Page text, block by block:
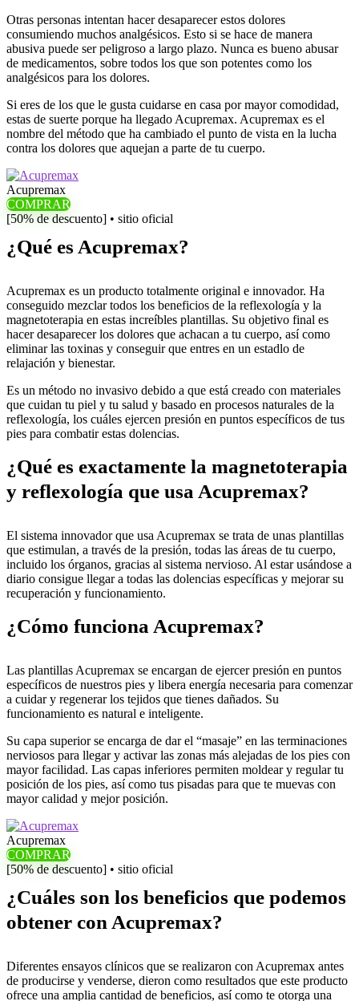
Otras personas intentan hacer desaparecer estos dolores
consumiendo muchos analgésicos. Esto si se hace de manera
abusiva puede ser peligroso a largo plazo. Nunca es bueno abusar
de medicamentos, sobre todos los que son potentes como los
analgésicos para los dolores.
Si eres de los que le gusta cuidarse en casa por mayor comodidad,
estas de suerte porque ha llegado Acupremax. Acupremax es el
nombre del método que ha cambiado el punto de vista en la lucha
contra los dolores que aquejan a parte de tu cuerpo.
Acupremax
COMPRAR
[50% de descuento] • sitio oficial
¿Qué es Acupremax?
Acupremax es un producto totalmente original e innovador. Ha
conseguido mezclar todos los beneficios de la reflexología y la
magnetoterapia en estas increíbles plantillas. Su objetivo final es
hacer desaparecer los dolores que achacan a tu cuerpo, así como
eliminar las toxinas y conseguir que entres en un estadlo de
relajación y bienestar.
Es un método no invasivo debido a que está creado con materiales
que cuidan tu piel y tu salud y basado en procesos naturales de la
reflexología, los cuáles ejercen presión en puntos específicos de tus
pies para combatir estas dolencias.
¿Qué es exactamente la magnetoterapia
y reflexología que usa Acupremax?
El sistema innovador que usa Acupremax se trata de unas plantillas
que estimulan, a través de la presión, todas las áreas de tu cuerpo,
incluido los órganos, gracias al sistema nervioso. Al estar usándose a
diario consigue llegar a todas las dolencias específicas y mejorar su
recuperación y funcionamiento.
¿Cómo funciona Acupremax?
Las plantillas Acupremax se encargan de ejercer presión en puntos
específicos de nuestros pies y libera energía necesaria para comenzar
a cuidar y regenerar los tejidos que tienes dañados. Su
funcionamiento es natural e inteligente.
Su capa superior se encarga de dar el “masaje” en las terminaciones
nerviosos para llegar y activar las zonas más alejadas de los pies con
mayor facilidad. Las capas inferiores permiten moldear y regular tu
posición de los pies, así como tus pisadas para que te muevas con
mayor calidad y mejor posición.
Acupremax
COMPRAR
[50% de descuento] • sitio oficial
¿Cuáles son los beneficios que podemos
obtener con Acupremax?
Diferentes ensayos clínicos que se realizaron con Acupremax antes
de producirse y venderse, dieron como resultados que este producto
ofrece una amplia cantidad de beneficios, así como te otorga una